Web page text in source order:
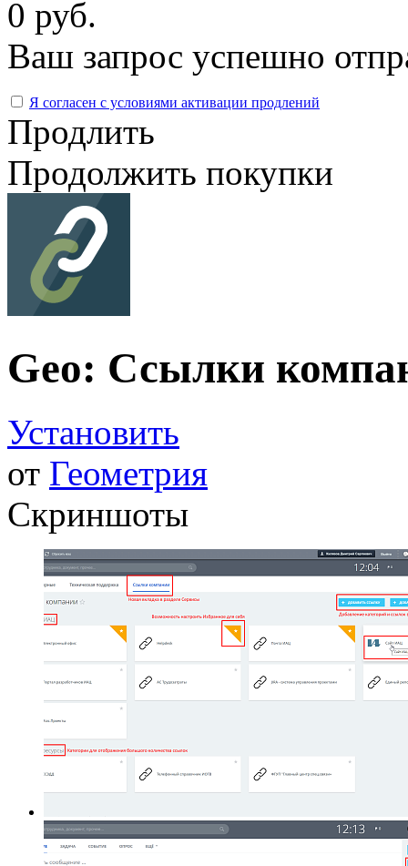
0 руб.
Ваш запрос успешно
Я согласен с условиями активации продлений
Продлить
Продолжить покупки
Geo: Ссылки
Установить
от Геометрия
Скриншоты